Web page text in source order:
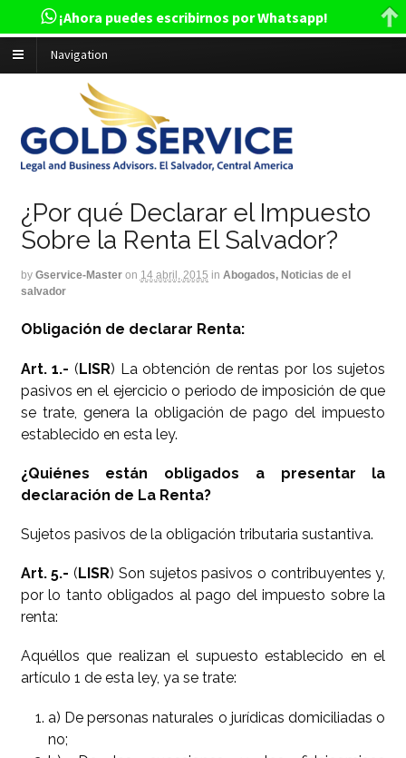
Navigation
¿Por qué Declarar el Impuesto
Sobre la Renta El Salvador?
by Gservice-Master on 14 abril, 2015 in Abogados, Noticias de el
salvador
Obligación de declarar Renta:
Art. 1.- (LISR) La obtención de rentas por los sujetos
pasivos en el ejercicio o periodo de imposición de que
se trate, genera la obligación de pago del impuesto
establecido en esta ley.
¿Quiénes están obligados a presentar la
declaración de La Renta?
Sujetos pasivos de la obligación tributaria sustantiva.
Art. 5.- (LISR) Son sujetos pasivos o contribuyentes y,
por lo tanto obligados al pago del impuesto sobre la
renta:
Aquéllos que realizan el supuesto establecido en el
artículo 1 de esta ley, ya se trate:
a) De personas naturales o jurídicas domiciliadas o
no;
¡Ahora puedes escribirnos por Whatsapp!